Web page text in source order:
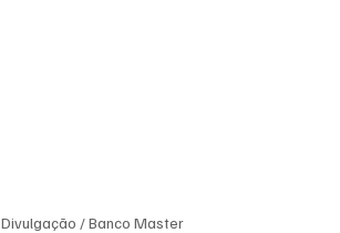
Divulgação / Banco Master